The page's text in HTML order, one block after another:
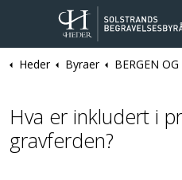
Heder Byraer BERGEN OG ØYGARDEN | Solstrands
Hva er inkludert i
gravferden?